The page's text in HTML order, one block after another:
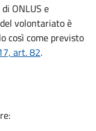
ONLUS e
volontariato è
così come previsto
art. 82.